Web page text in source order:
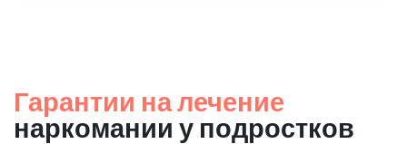
Гарантии на лечение
наркомании у подростков